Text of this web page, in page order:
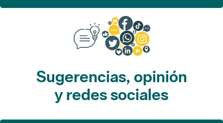
Sugerencias, opinión
y redes sociales